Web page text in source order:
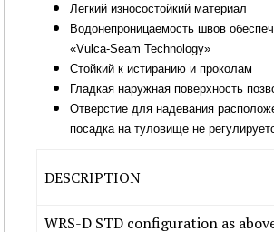
Легкий износостойкий материал
Водонепроницаемость швов
«Vulca-Seam Technology»
Стойкий к истиранию и проколам
Гладкая наружная поверхность
Отверстие для надевания
посадка на туловище не
DESCRIPTION
WRS-D STD configuration as